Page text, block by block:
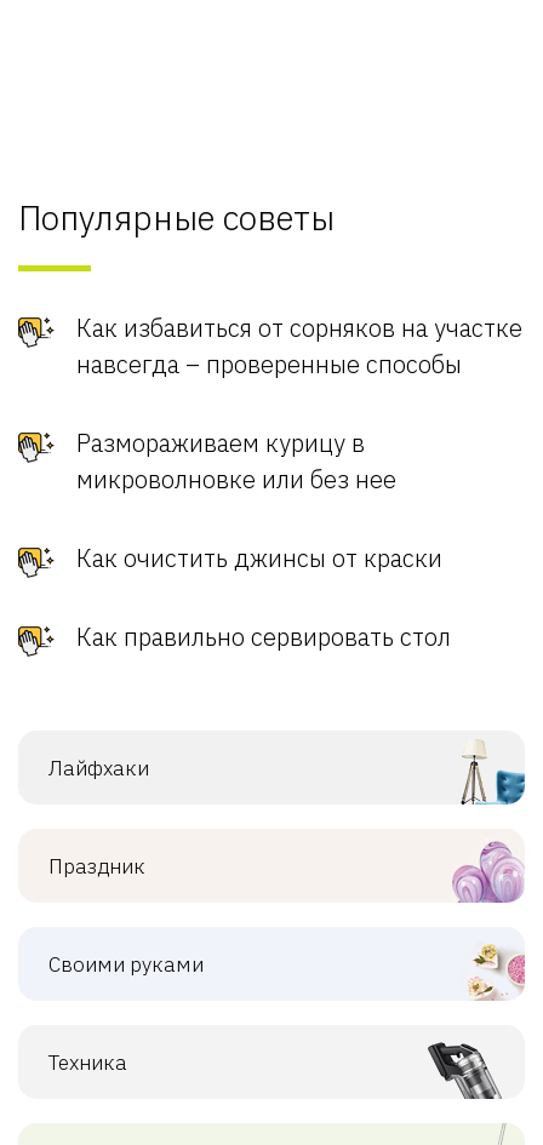
Популярные советы
Как избавиться от сорняков на участке
навсегда – проверенные способы
Размораживаем курицу в
микроволновке или без нее
Как очистить джинсы от краски
Как правильно сервировать стол
Лайфхаки
Праздник
Своими руками
Техника